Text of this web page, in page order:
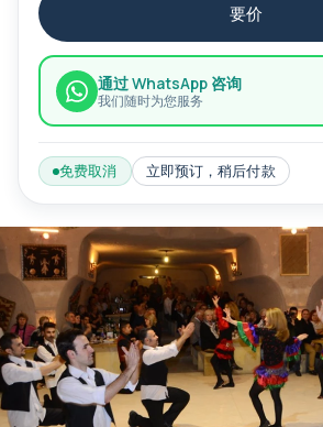
要价
通过 WhatsApp 咨询
我们随时为您服务
免费取消 立即预订，稍后付款